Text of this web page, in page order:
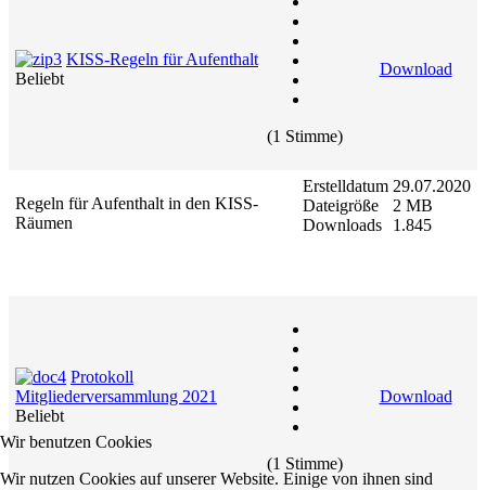
KISS-Regeln für Aufenthalt
Beliebt
(1 Stimme)
Download
Regeln für Aufenthalt in den KISS-
Räumen
Erstelldatum
Dateigröße
Downloads
29.07.2020
2 MB
1.845
Protokoll
Mitgliederversammlung 2021
Beliebt
(1 Stimme)
Download
Wir benutzen Cookies
Wir nutzen Cookies auf unserer Website. Einige von ihnen sind